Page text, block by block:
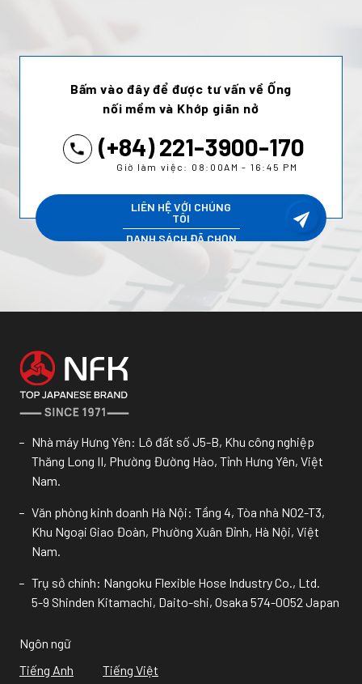
Bấm vào đây để được tư vấn về Ống
nối mềm và Khớp giãn nở
(+84) 221-3900-170
Giờ làm việc: 08:00AM - 16:45 PM
LIÊN HỆ VỚI CHÚNG
TÔI
DANH SÁCH ĐÃ CHỌN
Nhà máy Hưng Yên: Lô đất số J5-B, Khu công nghiệp
Thăng Long II, Phường Đường Hào, Tỉnh Hưng Yên, Việt
Nam.
Văn phòng kinh doanh Hà Nội: Tầng 4, Tòa nhà N02-T3,
Khu Ngoại Giao Đoàn, Phường Xuân Đỉnh, Hà Nội, Việt
Nam.
Trụ sở chính: Nangoku Flexible Hose Industry Co., Ltd.
5-9 Shinden Kitamachi, Daito-shi, Osaka 574-0052 Japan
Ngôn ngữ
Tiếng Anh
Tiếng Việt